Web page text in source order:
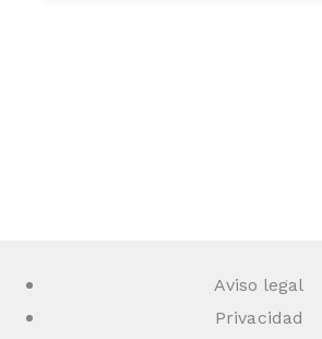
Aviso legal
Privacidad